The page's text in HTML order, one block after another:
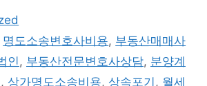
명도소송변호사비용, 부동산매매사
인, 부동산전문변호사상담, 분양계
, 상가명도소송비용, 상속포기 , 월세